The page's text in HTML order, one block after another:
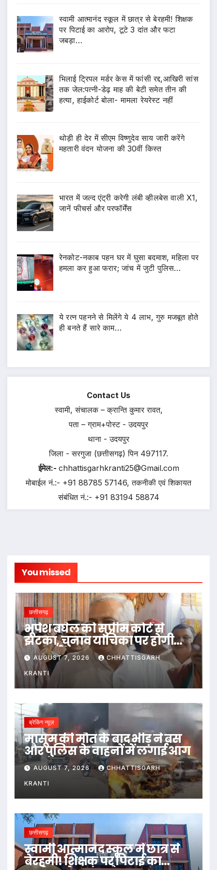
स्वामी आत्मानंद स्कूल में छात्र से बेरहमी! शिक्षक
पर पिटाई का आरोप, टूटे 3 दांत और फटा
जबड़ा…
भिलाई ट्रिपल मर्डर केस में फांसी रद्द,आखिरी सांस
तक जेल:पत्नी-डेढ़ माह की बेटी समेत तीन की
हत्या, हाईकोर्ट बोला- मामला रेयरेस्ट नहीं
थोड़ी ही देर में सीएम विष्णुदेव साय जारी करेंगे
महतारी वंदन योजना की 30वीं किस्त
भारत में जल्द एंट्री करेगी लंबी व्हीलबेस वाली X1,
जानें फीचर्स और परफॉर्मेंस
रेनकोट-नकाब पहन घर में घुसा बदमाश, महिला पर
हमला कर हुआ फरार; जांच में जुटी पुलिस…
ये रत्न पहनने से मिलेंगे ये 4 लाभ, गुरु मजबूत होते
ही बनते हैं सारे काम…
Contact Us
स्वामी, संचालक – क्रान्ति कुमार रावत,
पता – ग्राम+पोस्ट - उदयपुर
थाना - उदयपुर
जिला - सरगुजा (छत्तीसगढ़) पिन 497117.
ईमेल:- chhattisgarhkranti25@Gmail.com
मोबाईल नं.:- +91 88785 57146, तकनीकी एवं शिकायत
संबंधित नं.:- +91 83194 58874
You missed
छत्तीसगढ़
भूपेश बघेल को सुप्रीम कोर्ट से
झटका, चुनाव याचिका पर होगी
सुनवाई
AUGUST 7, 2026 CHHATTISGARH
KRANTI
ब्रेकिंग न्यूज़
मासूम की मौत के बाद भीड़ ने बस
और पुलिस के वाहनों में लगाई आग
AUGUST 7, 2026 CHHATTISGARH
KRANTI
छत्तीसगढ़
स्वामी आत्मानंद स्कूल में छात्र से
बेरहमी! शिक्षक पर पिटाई का